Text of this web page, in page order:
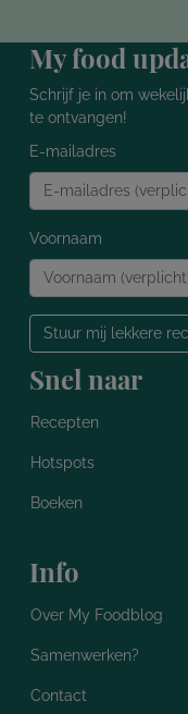
My food
Schrijf je in om
te ontvangen!
E-mailadres
Voornaam
Stuur mij lekkere
Snel naar
Recepten
Hotspots
Boeken
Info
Over My Foodblog
Samenwerken?
Contact